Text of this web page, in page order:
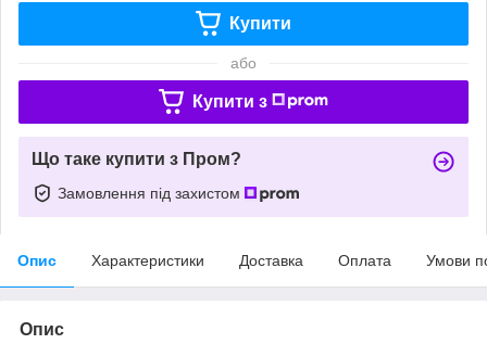
Купити
або
Купити з
Що таке купити з Пром?
Замовлення під захистом
Опис Характеристики Доставка Оплата Умови
Опис